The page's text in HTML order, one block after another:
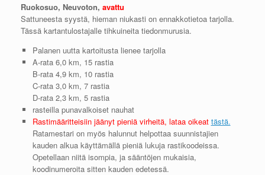
Ruokosuo, Neuvoton, avattu
Sattuneesta syystä, hieman niukasti on ennakkotietoa tarjolla.
Tässä kartantulostajalle tihkuineita tiedonmurusia.
Palanen uutta kartoitusta lienee tarjolla
A-rata 6,0 km, 15 rastia
B-rata 4,9 km, 10 rastia
C-rata 3,0 km, 7 rastia
D-rata 2,3 km, 5 rastia
rasteilla punavalkoiset nauhat
Rastimääritteisiin jäänyt pieniä virheitä, lataa oikeat tästä.
Ratamestari on myös halunnut helpottaa suunnistajien
kauden alkua käyttämällä pieniä lukuja rastikoodeissa.
Opetellaan niitä isompia, ja sääntöjen mukaisia,
koodinumeroita sitten kauden edetessä.